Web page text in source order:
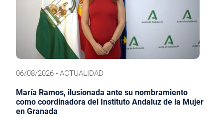
06/08/2026 - ACTUALIDAD
María Ramos, ilusionada ante su nombramiento
como coordinadora del Instituto Andaluz de la Mujer
en Granada